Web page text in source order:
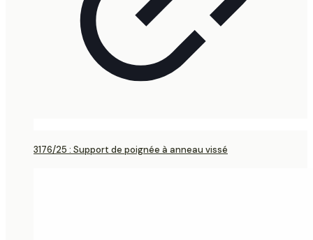
3176/25 : Support de poignée à anneau vissé